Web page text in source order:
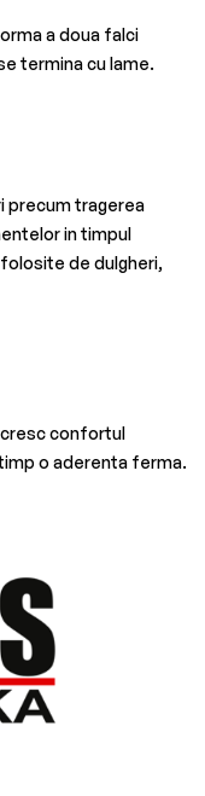
a doua falci
termina cu lame.
precum tragerea
in timpul
de dulgheri,
confortul
o aderenta ferma.